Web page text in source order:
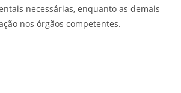
necessárias, enquanto as demais
nos órgãos competentes.